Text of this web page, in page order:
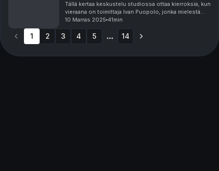
Tällä kertaa keskustelu studiossa ottaa kierroksia, kun
vieraana on toimittaja Ivan Puopolo, jonka mielestä
media on täynnä valheita. Voiko Suomessa luottaa
mediaan? Miten yleisö voi varmistua mediass...
10 Marras 2025 41min
1 2 3 4 5 14